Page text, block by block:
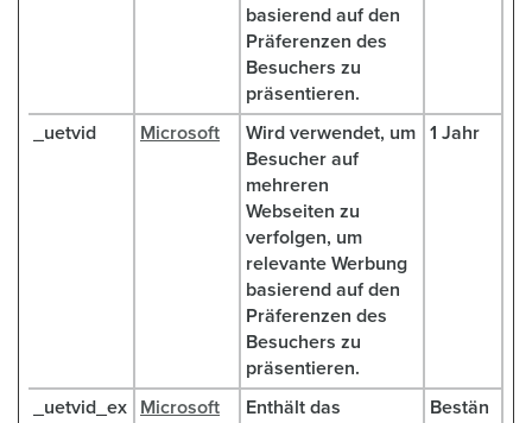
basierend auf den
Präferenzen des
Besuchers zu
präsentieren.
_uetvid Microsoft
Wird verwendet, um
Besucher auf
mehreren
Webseiten zu
verfolgen, um
relevante Werbung
basierend auf den
Präferenzen des
Besuchers zu
präsentieren.
1 Jahr
_uetvid_ex
Microsoft
Enthält das
Bestän